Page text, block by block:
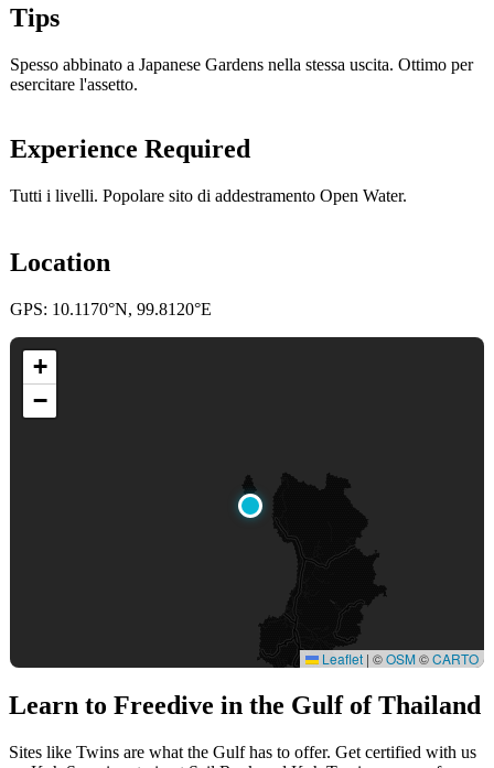
Tips
Spesso abbinato a Japanese Gardens nella stessa uscita. Ottimo per
esercitare l'assetto.
Experience Required
Tutti i livelli. Popolare sito di addestramento Open Water.
Location
GPS: 10.1170°N, 99.8120°E
+
−
Leaflet | ©OSM©CARTO
Learn to Freedive in the Gulf of Thailand
Sites like Twins are what the Gulf has to offer. Get certified with us